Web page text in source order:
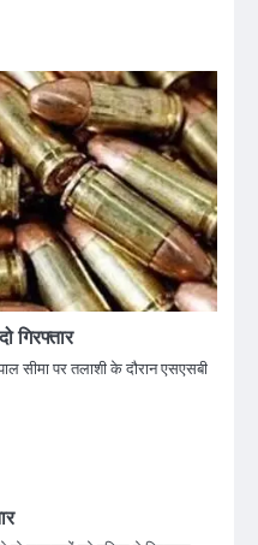
सीमा पर तलाशी के दौरान एसएसबी